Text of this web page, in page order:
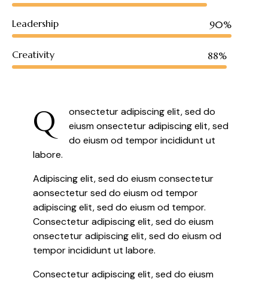
Leadership 90%
Creativity 88%
Q
onsectetur adipiscing elit, sed do
eiusm onsectetur adipiscing elit, sed
do eiusm od tempor incididunt ut
labore.
Adipiscing elit, sed do eiusm consectetur
aonsectetur sed do eiusm od tempor
adipiscing elit, sed do eiusm od tempor.
Consectetur adipiscing elit, sed do eiusm
onsectetur adipiscing elit, sed do eiusm od
tempor incididunt ut labore.
Consectetur adipiscing elit, sed do eiusm